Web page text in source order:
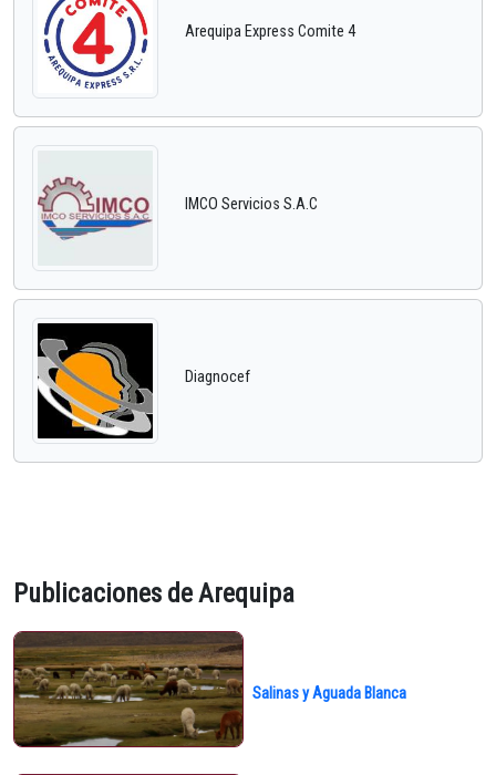
Arequipa Express Comite 4
IMCO Servicios S.A.C
Diagnocef
Publicaciones de Arequipa
Salinas y Aguada Blanca